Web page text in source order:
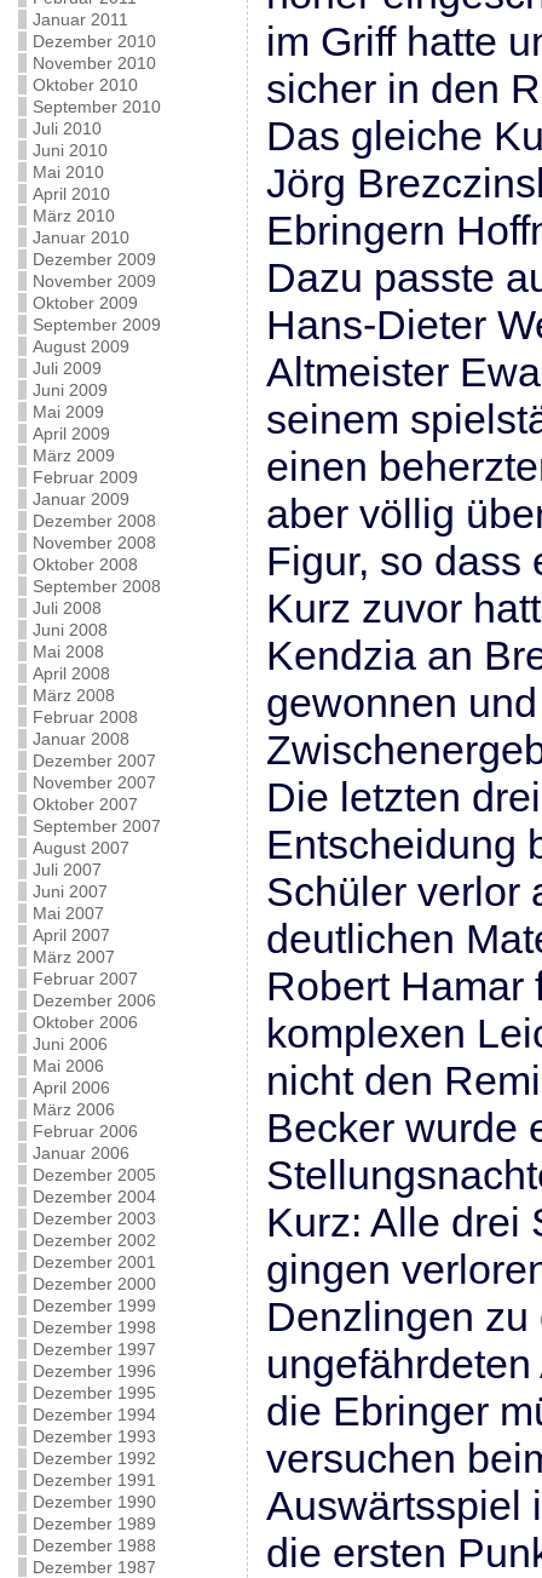
Januar 2011
Dezember 2010
November 2010
Oktober 2010
September 2010
Juli 2010
Juni 2010
Mai 2010
April 2010
März 2010
Januar 2010
Dezember 2009
November 2009
Oktober 2009
September 2009
August 2009
Juli 2009
Juni 2009
Mai 2009
April 2009
März 2009
Februar 2009
Januar 2009
Dezember 2008
November 2008
Oktober 2008
September 2008
Juli 2008
Juni 2008
Mai 2008
April 2008
März 2008
Februar 2008
Januar 2008
Dezember 2007
November 2007
Oktober 2007
September 2007
August 2007
Juli 2007
Juni 2007
Mai 2007
April 2007
März 2007
Februar 2007
Dezember 2006
Oktober 2006
Juni 2006
Mai 2006
April 2006
März 2006
Februar 2006
Januar 2006
Dezember 2005
Dezember 2004
Dezember 2003
Dezember 2002
Dezember 2001
Dezember 2000
Dezember 1999
Dezember 1998
Dezember 1997
Dezember 1996
Dezember 1995
Dezember 1994
Dezember 1993
Dezember 1992
Dezember 1991
Dezember 1990
Dezember 1989
Dezember 1988
Dezember 1987
im Griff hatte
sicher in den
Das gleiche
Jörg
Ebringern
Dazu passte
Hans-Dieter
Altmeister
seinem
einen
aber völlig
Figur, so dass
Kurz zuvor
Kendzia an
gewonnen
Die letzten
Entscheidung
Schüler verlor
deutlichen
Robert Hamar
komplexen
nicht den
Becker wurde
Kurz: Alle drei
gingen
Denzlingen zu
die Ebringer
versuchen
Auswärtsspiel
die ersten